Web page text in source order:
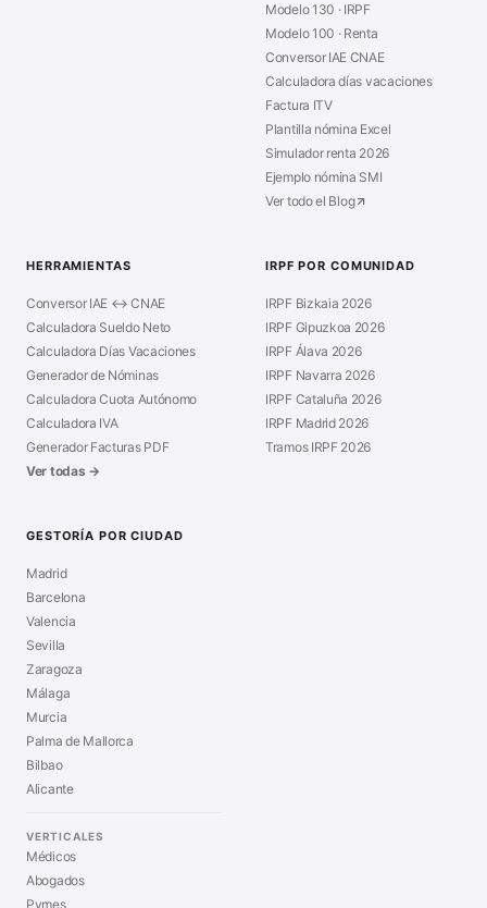
Modelo 130 · IRPF
Modelo 100 · Renta
Conversor IAE CNAE
Calculadora días vacaciones
Factura ITV
Plantilla nómina Excel
Simulador renta 2026
Ejemplo nómina SMI
Ver todo el Blog
HERRAMIENTAS
Conversor IAE ↔ CNAE
Calculadora Sueldo Neto
Calculadora Días Vacaciones
Generador de Nóminas
Calculadora Cuota Autónomo
Calculadora IVA
Generador Facturas PDF
Ver todas →
IRPF POR COMUNIDAD
IRPF Bizkaia 2026
IRPF Gipuzkoa 2026
IRPF Álava 2026
IRPF Navarra 2026
IRPF Cataluña 2026
IRPF Madrid 2026
Tramos IRPF 2026
GESTORÍA POR CIUDAD
Madrid
Barcelona
Valencia
Sevilla
Zaragoza
Málaga
Murcia
Palma de Mallorca
Bilbao
Alicante
VERTICALES
Médicos
Abogados
Pymes